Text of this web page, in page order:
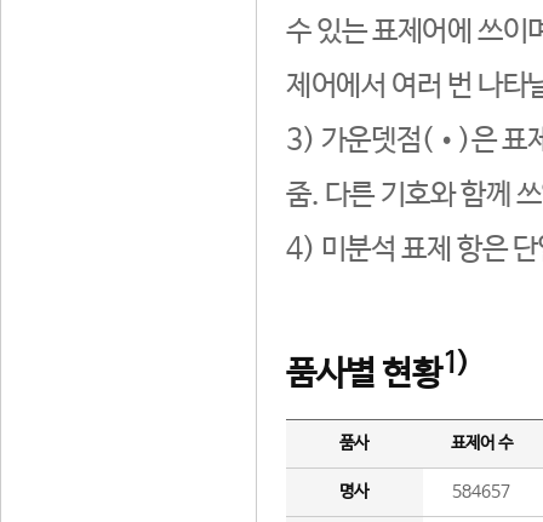
수 있는 표제어에 쓰이
제어에서 여러 번 나타
3) 가운뎃점(•)은 표
줌. 다른 기호와 함께
4) 미분석 표제 항은
품사별 현황1)
품사 표제어 수
명사 584657